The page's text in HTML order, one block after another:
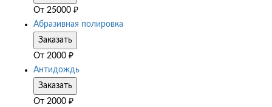
От 25000 ₽
Абразивная полировка
Заказать
От 2000 ₽
Антидождь
Заказать
От 2000 ₽